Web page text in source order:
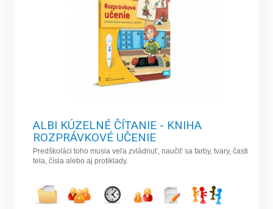
ALBI KÚZELNÉ ČÍTANIE - KNIHA
ROZPRÁVKOVÉ UČENIE
Predškoláci toho musia veľa zvládnuť, naučiť sa farby, tvary, časti
tela, čísla alebo aj protiklady.